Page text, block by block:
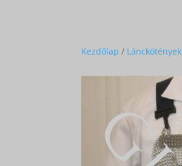
Kezdőlap / Lánckötények